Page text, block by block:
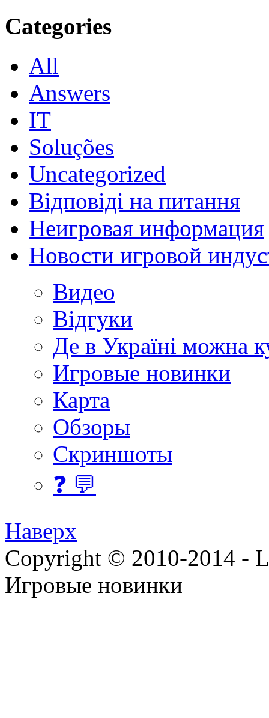
Categories
All
Answers
IT
Soluções
Uncategorized
Відповіді на питання
Неигровая информация
Новости игровой
Видео
Відгуки
Де в Україні можна
Игровые новинки
Карта
Обзоры
Скриншоты
❓ 💬
Наверх
Copyright © 2010-2014 -
Игровые новинки